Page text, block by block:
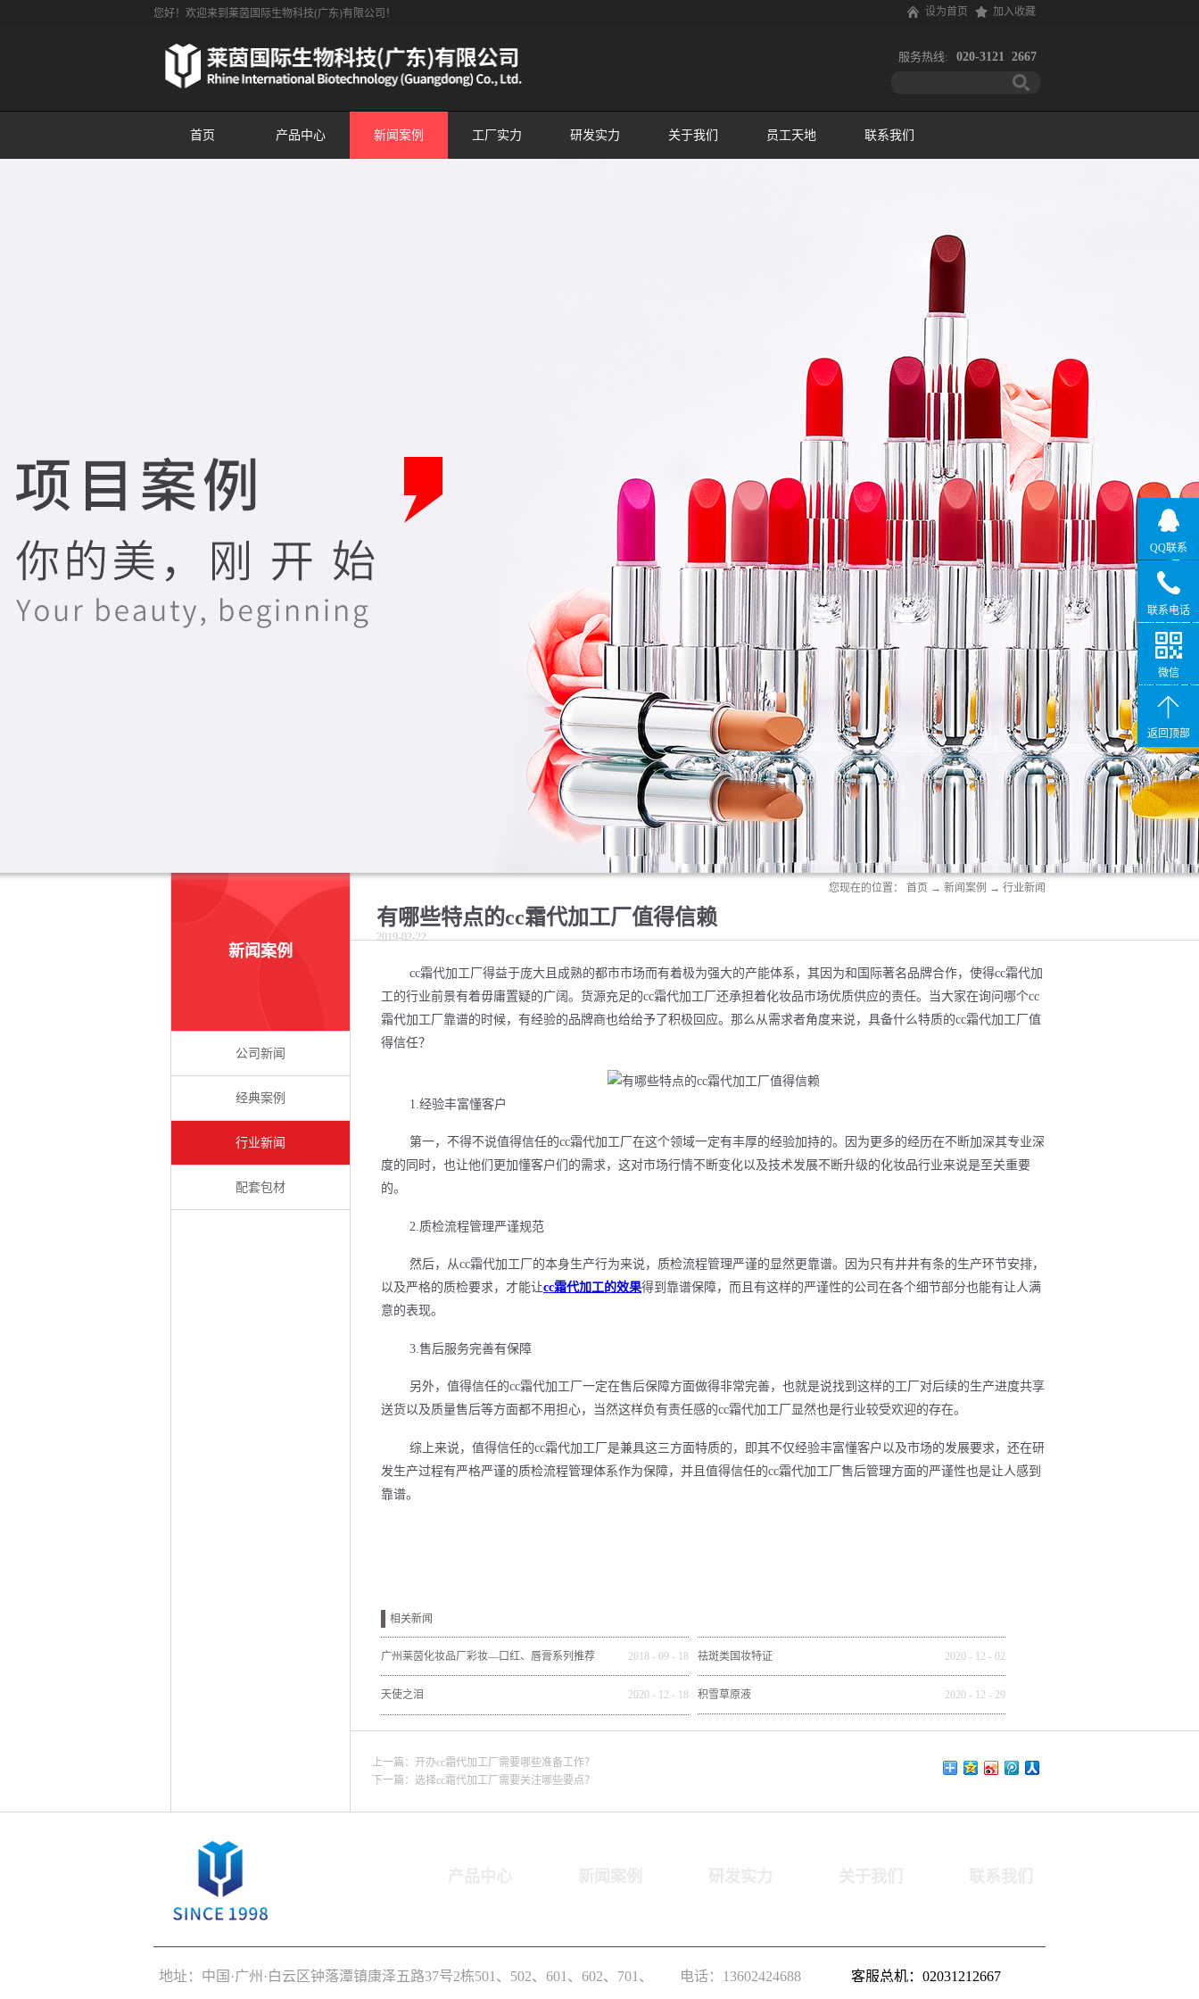
您好！欢迎来到莱茵国际生物科技(广东)有限公司！ 设为首页 加入收藏
服务热线: 020-3121 2667
首页 产品中心 新闻案例 工厂实力 研发实力 关于我们 员工天地 联系我们
有哪些特点的cc霜代加工厂值得信赖
2019-02-22
新闻案例
公司新闻
经典案例
行业新闻
配套包材
您现在的位置： 首页 → 新闻案例 → 行业新闻
cc霜代加工厂得益于庞大且成熟的都市市场而有着极为强大的产能体系，其因为和国际著名品牌合作，使得cc霜代加
工的行业前景有着毋庸置疑的广阔。货源充足的cc霜代加工厂还承担着化妆品市场优质供应的责任。当大家在询问哪个cc
霜代加工厂靠谱的时候，有经验的品牌商也给给予了积极回应。那么从需求者角度来说，具备什么特质的cc霜代加工厂值
得信任？
1.经验丰富懂客户
第一，不得不说值得信任的cc霜代加工厂在这个领域一定有丰厚的经验加持的。因为更多的经历在不断加深其专业深
度的同时，也让他们更加懂客户们的需求，这对市场行情不断变化以及技术发展不断升级的化妆品行业来说是至关重要
的。
2.质检流程管理严谨规范
然后，从cc霜代加工厂的本身生产行为来说，质检流程管理严谨的显然更靠谱。因为只有井井有条的生产环节安排，
以及严格的质检要求，才能让cc霜代加工的效果得到靠谱保障，而且有这样的严谨性的公司在各个细节部分也能有让人满
意的表现。
3.售后服务完善有保障
另外，值得信任的cc霜代加工厂一定在售后保障方面做得非常完善，也就是说找到这样的工厂对后续的生产进度共享
送货以及质量售后等方面都不用担心，当然这样负有责任感的cc霜代加工厂显然也是行业较受欢迎的存在。
综上来说，值得信任的cc霜代加工厂是兼具这三方面特质的，即其不仅经验丰富懂客户以及市场的发展要求，还在研
发生产过程有严格严谨的质检流程管理体系作为保障，并且值得信任的cc霜代加工厂售后管理方面的严谨性也是让人感到
靠谱。
相关新闻
广州莱茵化妆品厂彩妆—口红、唇膏系列推荐 2018 - 09 - 18 祛斑类国妆特证 2020 - 12 - 02
天使之泪 2020 - 12 - 18 积雪草原液 2020 - 12 - 29
上一篇： 开办cc霜代加工厂需要哪些准备工作？
下一篇： 选择cc霜代加工厂需要关注哪些要点？
客服总机：02031212667
地址：中国·广州·白云区钟落潭镇康泽五路37号2栋501、502、601、602、701、
电话：13602424688
QQ联系
联系电话
微信
返回顶部